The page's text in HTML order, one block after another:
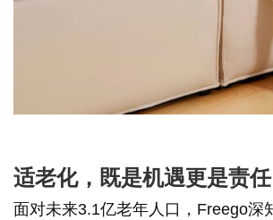
适老化，既是机遇更是责任
面对未来3.1亿老年人口，Freego深